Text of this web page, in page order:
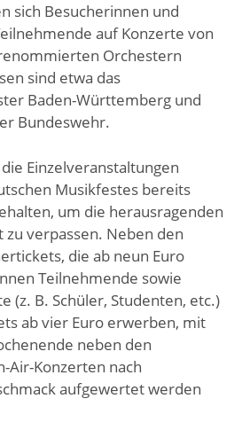
sich Besucherinnen und
auf Konzerte von
Orchestern
sind etwa das
Baden-Württemberg und
Bundeswehr.
Einzelveranstaltungen
Musikfestes bereits
um die herausragenden
verpassen. Neben den
die ab neun Euro
Teilnehmende sowie
(z. B. Schüler, Studenten, etc.)
ab vier Euro erwerben, mit
neben den
Air-Konzerten nach
aufgewertet werden